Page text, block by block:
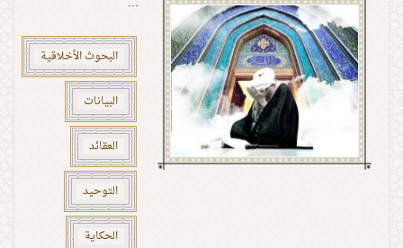
البحوث الأخلاقية
البيانات
العقائد
التوحيد
الحكاية